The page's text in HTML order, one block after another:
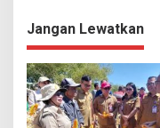
i
g
a
s
i
Jangan Lewatkan